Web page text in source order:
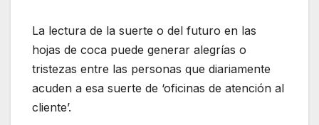
La lectura de la suerte o del futuro en las
hojas de coca puede generar alegrías o
tristezas entre las personas que diariamente
acuden a esa suerte de ‘oficinas de atención al
cliente’.